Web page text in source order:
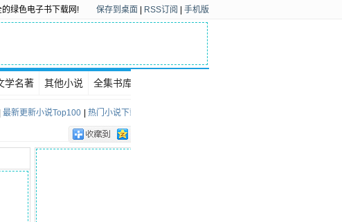
绿色电子书下载网! 保存到桌面 RSS订阅 手机版
学名著 其他小说 全集书库
最新更新小说Top100 热门小说下载Top100